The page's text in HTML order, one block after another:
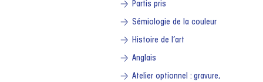
Partis pris
Sémiologie de la couleur
Histoire de l’art
Anglais
Atelier optionnel : gravure,